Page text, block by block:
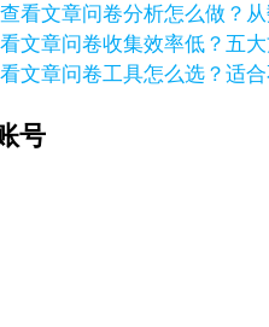
查看文章问卷分析怎么做？
文章问卷收集效率低？五
文章问卷工具怎么选？适
号